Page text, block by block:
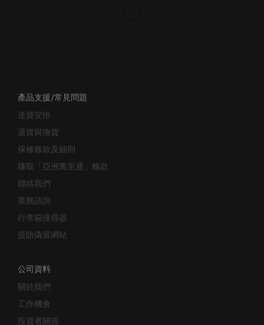
產品支援/常見問題
送貨安排
退貨與換貨
保修條款及細則
賺取「亞洲萬里通」條款
聯絡我們
業務諮詢
行李箱搜尋器
提防偽冒網站
公司資料
關於我們
工作機會
投資者關係